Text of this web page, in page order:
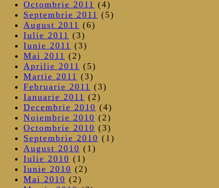
Octombrie 2011 (4)
Septembrie 2011 (5)
August 2011 (6)
Iulie 2011 (3)
Iunie 2011 (3)
Mai 2011 (2)
Aprilie 2011 (5)
Martie 2011 (3)
Februarie 2011 (3)
Ianuarie 2011 (2)
Decembrie 2010 (4)
Noiembrie 2010 (2)
Octombrie 2010 (3)
Septembrie 2010 (1)
August 2010 (1)
Iulie 2010 (1)
Iunie 2010 (2)
Mai 2010 (2)